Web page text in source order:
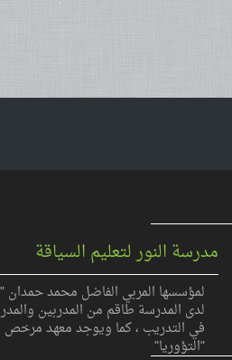
مدرسة النور لتعليم السياقة
لمؤسسها المربي الفاضل محمد حمدان
لدى المدرسة طاقم من المدربين
في التدريب ، كما ويوجد معهد مرخص
"التؤوريا"